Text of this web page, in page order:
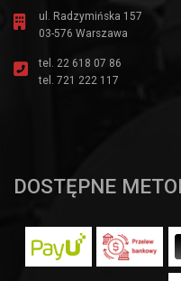
ul. Radzymińska 157
03-576 Warszawa
tel. 22 618 07 86
tel. 721 222 117
DOSTĘPNE